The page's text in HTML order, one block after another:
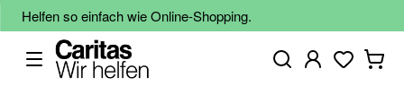
Helfen so einfach wie Online-Shopping.